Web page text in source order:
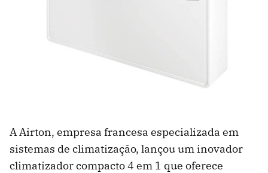
A Airton, empresa francesa especializada em
sistemas de climatização, lançou um inovador
climatizador compacto 4 em 1 que oferece